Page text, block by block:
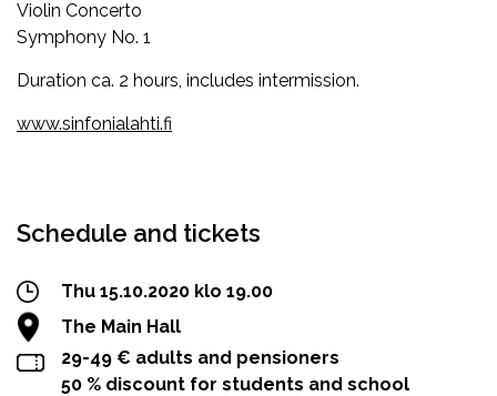
Violin Concerto
Symphony No. 1
Duration ca. 2 hours, includes intermission.
www.sinfonialahti.fi
Schedule and tickets
Thu 15.10.2020 klo 19.00
The Main Hall
29-49 € adults and pensioners
50 % discount for students and school